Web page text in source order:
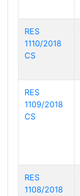
RES
1110/2018
CS
RES
1109/2018
CS
RES
1108/2018